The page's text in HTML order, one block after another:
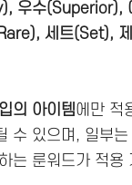
우수(Superior),
세트(Set),
의 아이템에만 적
수 있으며, 일부는
는 룬워드가 적용